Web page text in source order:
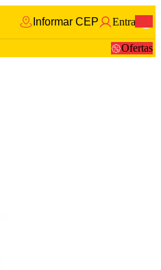
Informar CEP Entrar
Ofertas